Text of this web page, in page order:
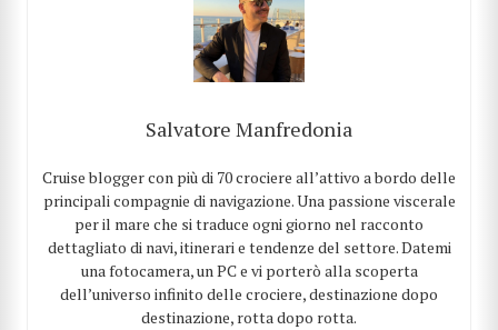
Salvatore Manfredonia
Cruise blogger con più di 70 crociere all’attivo a bordo delle
principali compagnie di navigazione. Una passione viscerale
per il mare che si traduce ogni giorno nel racconto
dettagliato di navi, itinerari e tendenze del settore. Datemi
una fotocamera, un PC e vi porterò alla scoperta
dell’universo infinito delle crociere, destinazione dopo
destinazione, rotta dopo rotta.